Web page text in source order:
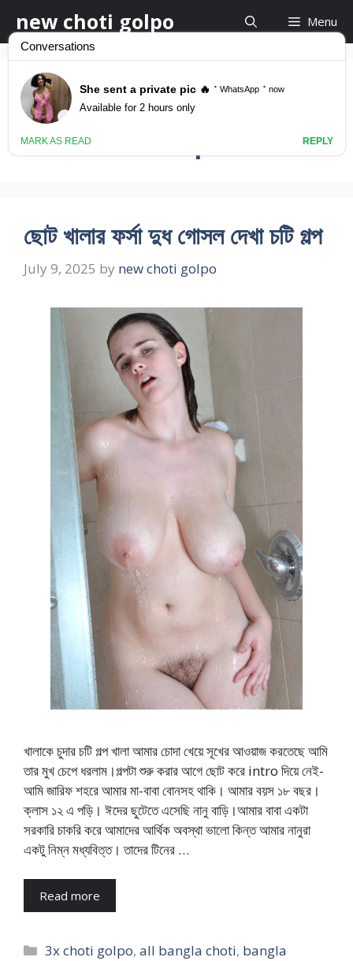
to
content
new choti golpo Menu
Choto khalake
Chodar Golpo
ছোট খালার ফর্সা দুধ গোসল দেখা চটি গল্প
July 9, 2025 by new choti golpo
খালাকে চুদার চটি গল্প খালা আমার চোদা খেয়ে সূখের আওয়াজ করতেছে আমি
তার মুখ চেপে ধরলাম।গল্পটা শুরু করার আগে ছোট করে intro দিয়ে নেই-
আমি জারিফ শহরে আমার মা-বাবা বোনসহ থাকি। আমার বয়স ১৮ বছর।
ক্লাস ১২ এ পড়ি। ঈদের ছুটেতে এসেছি নানু বাড়ি।আমার বাবা একটা
সরকারি চাকরি করে আমাদের আর্থিক অবস্থা ভালো কিন্ত আমার নানুরা
একটু নিম্ন মধ্যবিত্ত। তাদের টিনের …
Read more
Categories
3x choti golpo,all bangla choti, bangla